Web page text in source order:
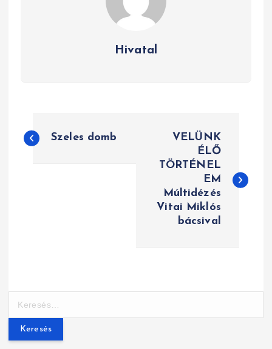
Hivatal
e
é
s
n
Szeles domb
VELÜNK
ÉLŐ
TÖRTÉNEL
EM
Múltidézés
Vitai Miklós
bácsival
e